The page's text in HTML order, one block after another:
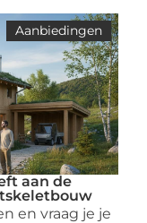
Aanbiedingen
aan de
en vraag je je